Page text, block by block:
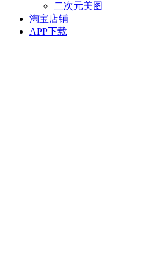
二次元美图
淘宝店铺
APP下载